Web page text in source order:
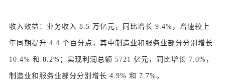
收入效益：业务收入 8.5 万亿元，同比增长 9.4%，增速较上
年同期提升 4.4 个百分点，其中制造业和服务业部分分别增长
10.4% 和 8.2%；实现利润总额 5721 亿元，同比增长 7.0%，
制造业和服务业部分分别增长 4.9% 和 7.7%。